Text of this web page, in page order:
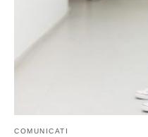
COMUNICATI